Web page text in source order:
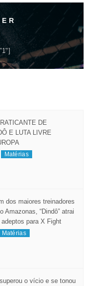
DE
E LUTA LIVRE
Matérias
dos maiores treinadores
Amazonas, “Dindô” atrai
para X Fight
Matérias
o vício e se tonou